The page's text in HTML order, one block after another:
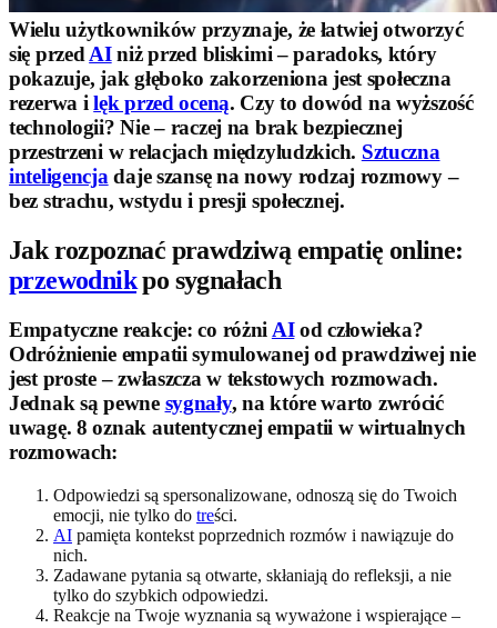
Wielu użytkowników przyznaje, że łatwiej otworzyć
się przedAIniż przed bliskimi – paradoks, który
pokazuje, jak głęboko zakorzeniona jest społeczna
rezerwa ilęk przed oceną. Czy to dowód na wyższość
technologii? Nie – raczej na brak bezpiecznej
przestrzeni w relacjach międzyludzkich. Sztuczna
inteligencjadaje szansę na nowy rodzaj rozmowy –
bez strachu, wstydu i presji społecznej.
Jak rozpoznać prawdziwą empatię online:
przewodnikpo sygnałach
Empatyczne reakcje: co różni AIod człowieka?
Odróżnienie empatii symulowanej od prawdziwej nie
jest proste – zwłaszcza w tekstowych rozmowach.
Jednak są pewne sygnały, na które warto zwrócić
uwagę.8 oznak autentycznej empatii w wirtualnych
rozmowach:
Odpowiedzi są spersonalizowane, odnoszą się do Twoich
emocji, nie tylko do treści.
AI pamięta kontekst poprzednich rozmów i nawiązuje do
nich.
Zadawane pytania są otwarte, skłaniają do refleksji, a nie
tylko do szybkich odpowiedzi.
Reakcje na Twoje wyznania są wyważone i wspierające –